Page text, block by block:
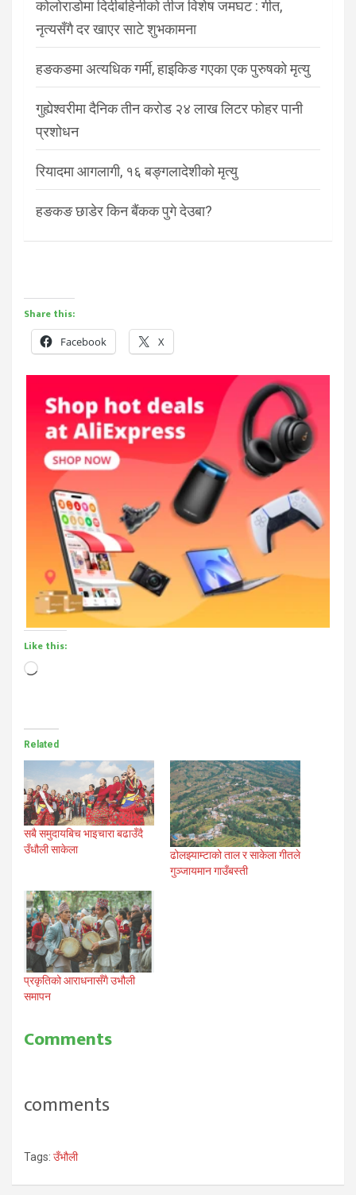
कोलोराडोमा दिदीबहिनीको तीज विशेष जमघट : गीत,
नृत्यसँगै दर खाएर साटे शुभकामना
हङकङमा अत्यधिक गर्मी, हाइकिङ गएका एक पुरुषको मृत्यु
गुह्येश्वरीमा दैनिक तीन करोड २४ लाख लिटर फोहर पानी
प्रशोधन
रियादमा आगलागी, १६ बङ्गलादेशीको मृत्यु
हङकङ छाडेर किन बैंकक पुगे देउबा?
Share this:
Facebook X
Like this:
Loading…
Related
सबै समुदायबिच भाइचारा बढाउँदै
उँधौली साकेला
ढोलझ्याम्टाको ताल र साकेला गीतले
गुञ्जायमान गाउँबस्ती
प्रकृतिको आराधनासँगै उभौली
समापन
Comments
comments
Tags: उँभौली